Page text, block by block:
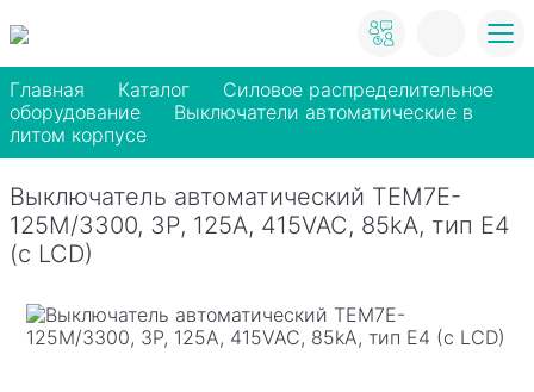
Главная Каталог
Силовое распределительное
оборудование
Выключатели автоматические в
литом корпусе
Выключатель автоматический TEM7E-
125M/3300, 3P, 125A, 415VAC, 85kA, тип E4
(с LCD)